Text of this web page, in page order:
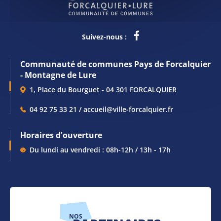
Suivez-nous :
Communauté de communes Pays de Forcalquier
- Montagne de Lure
1, Place du Bourguet - 04 301 FORCALQUIER
04 92 75 33 21 / accueil@ville-forcalquier.fr
Horaires d'ouverture
Du lundi au vendredi : 08h-12h / 13h - 17h
NOS